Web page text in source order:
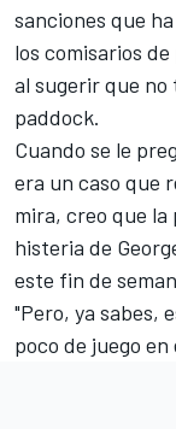
sanciones que
los comisarios
al sugerir que no
paddock.
Cuando se le
era un caso que
mira, creo que la
histeria de
este fin de
"Pero, ya sabes,
poco de juego en